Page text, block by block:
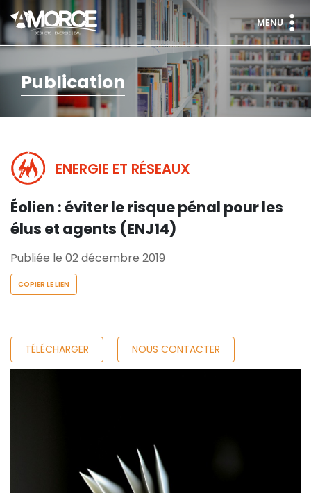
MENU
Publication
ENERGIE ET RÉSEAUX
Éolien : éviter le risque pénal pour les
élus et agents (ENJ14)
Publiée le 02 décembre 2019
COPIER LE LIEN
TÉLÉCHARGER NOUS CONTACTER